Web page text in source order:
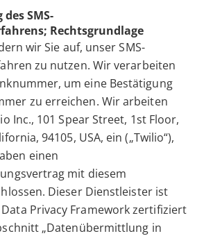
SMS-
Rechtsgrundlage
wir Sie auf, unser SMS-
zu nutzen. Wir verarbeiten
um eine Bestätigung
zu erreichen. Wir arbeiten
Inc., 101 Spear Street, 1st Floor,
94105, USA, ein („Twilio“),
einen
mit diesem
Dieser Dienstleister ist
Privacy Framework zertifiziert
„Datenübermittlung in